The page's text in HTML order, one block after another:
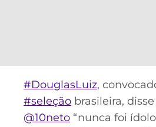
#DouglasLuiz,
#seleção brasileira,
@10neto “nunca foi